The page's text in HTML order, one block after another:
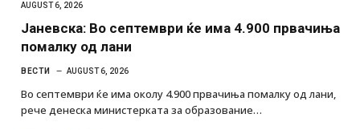
AUGUST 6, 2026
Јаневска: Во септември ќе има 4.900 првачиња
помалку од лани
ВЕСТИ AUGUST 6, 2026
Во септември ќе има околу 4.900 првачиња помалку од лани,
рече денеска министерката за образование…